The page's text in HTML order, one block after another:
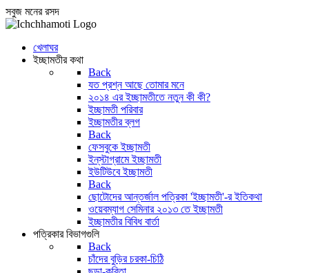
সবুজ মনের রসদ
খেলাঘর
ইচ্ছামতীর কথা
Back
যত প্রশ্ন আছে তোমার মনে
২০১৪ এর ইচ্ছামতীতে নতুন কী কী?
ইচ্ছামতী পরিবার
ইচ্ছামতীর ব্লগ
Back
ফেসবুকে ইচ্ছামতী
ইন্‌স্টাগ্রামে ইচ্ছামতী
ইউটিউবে ইচ্ছামতী
Back
ছোটোদের আন্তর্জাল পত্রিকা 'ইচ্ছামতী'-র ইতিকথা
ওয়েবম্যাগ সেমিনার ২০১৩ তে ইচ্ছামতী
ইচ্ছামতীর বিবিধ বার্তা
পত্রিকার বিভাগগুলি
Back
চাঁদের বুড়ির চরকা-চিঠি